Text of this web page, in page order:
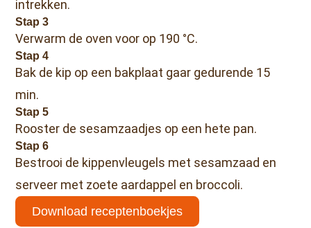
intrekken.
Stap 3
Verwarm de oven voor op 190 °C.
Stap 4
Bak de kip op een bakplaat gaar gedurende 15
min.
Stap 5
Rooster de sesamzaadjes op een hete pan.
Stap 6
Bestrooi de kippenvleugels met sesamzaad en
serveer met zoete aardappel en broccoli.
Download receptenboekjes